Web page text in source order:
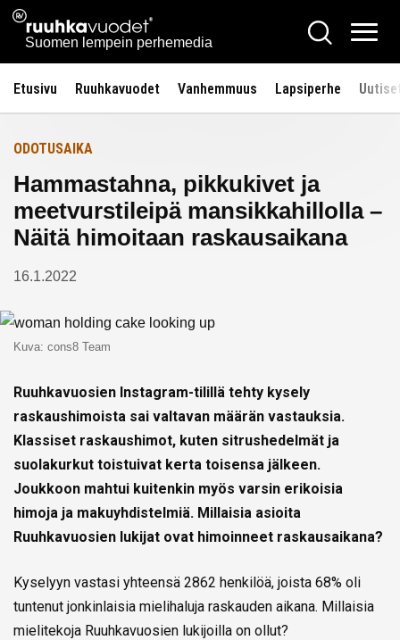
Siirry
sisältöön
Ruuhkavuodet.fi
Suomen lempein perhemedia
Hae
Etusivu Ruuhkavuodet Vanhemmuus Lapsiperhe
Etusivulle
ODOTUSAIKA
Hammastahna, pikkukivet ja
meetvurstileipä mansikkahillolla –
Näitä himoitaan raskausaikana
16.1.2022
Kuva: cons8 Team
Ruuhkavuosien Instagram-tilillä tehty kysely
raskaushimoista sai valtavan määrän vastauksia.
Klassiset raskaushimot, kuten sitrushedelmät ja
suolakurkut toistuivat kerta toisensa jälkeen.
Joukkoon mahtui kuitenkin myös varsin erikoisia
himoja ja makuyhdistelmiä. Millaisia asioita
Ruuhkavuosien lukijat ovat himoinneet raskausaikana?
Kyselyyn vastasi yhteensä 2862 henkilöä, joista 68% oli
tuntenut jonkinlaisia mielihaluja raskauden aikana. Millaisia
mielitekoja Ruuhkavuosien lukijoilla on ollut?